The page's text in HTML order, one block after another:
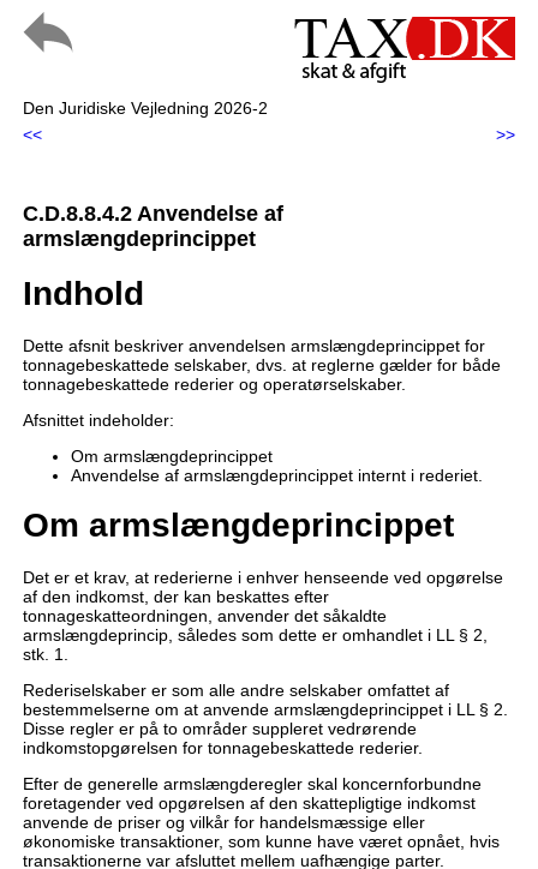
Den Juridiske Vejledning 2026-2
<<
>>
C.D.8.8.4.2 Anvendelse af
armslængdeprincippet
Indhold
Dette afsnit beskriver anvendelsen armslængdeprincippet for
tonnagebeskattede selskaber, dvs. at reglerne gælder for både
tonnagebeskattede rederier og operatørselskaber.
Afsnittet indeholder:
Om armslængdeprincippet
Anvendelse af armslængdeprincippet internt i rederiet.
Om armslængdeprincippet
Det er et krav, at rederierne i enhver henseende ved opgørelse
af den indkomst, der kan beskattes efter
tonnageskatteordningen, anvender det såkaldte
armslængdeprincip, således som dette er omhandlet i LL § 2,
stk. 1.
Rederiselskaber er som alle andre selskaber omfattet af
bestemmelserne om at anvende armslængdeprincippet i LL § 2.
Disse regler er på to områder suppleret vedrørende
indkomstopgørelsen for tonnagebeskattede rederier.
Efter de generelle armslængderegler skal koncernforbundne
foretagender ved opgørelsen af den skattepligtige indkomst
anvende de priser og vilkår for handelsmæssige eller
økonomiske transaktioner, som kunne have været opnået, hvis
transaktionerne var afsluttet mellem uafhængige parter.